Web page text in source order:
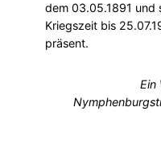
dem 03.05.1891 und
Kriegszeit bis
präsent.
Ein